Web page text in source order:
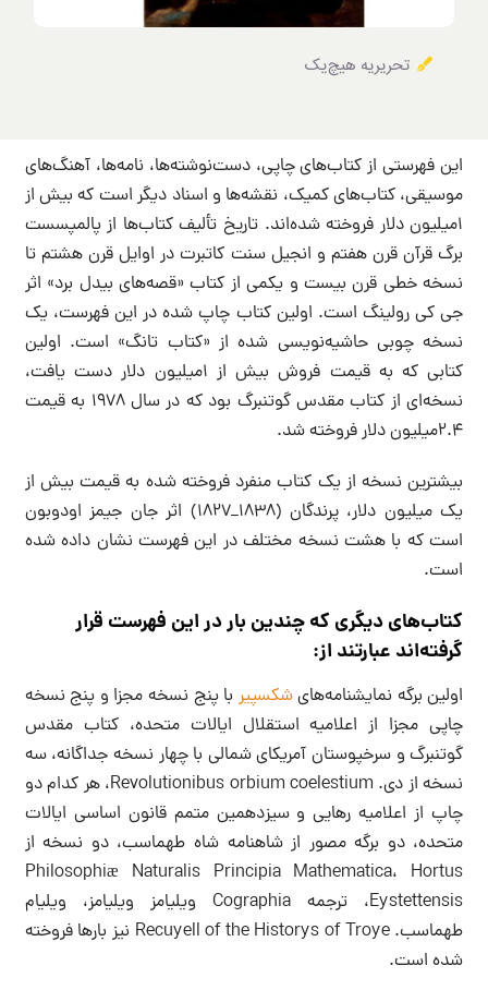
تحریریه هیچ‌یک
این فهرستی از کتاب‌های چاپی، دست‌نوشته‌ها، نامه‌ها، آهنگ‌های
موسیقی، کتاب‌های کمیک، نقشه‌ها و اسناد دیگر است که بیش از
۱میلیون دلار فروخته شده‌اند. تاریخ تألیف کتاب‌ها از پالمپسست
برگ قرآن قرن هفتم و انجیل سنت کاتبرت در اوایل قرن هشتم تا
نسخه خطی قرن بیست و یکمی از کتاب «قصه‌های بیدل برد» اثر
جی کی رولینگ است. اولین کتاب چاپ شده در این فهرست، یک
نسخه چوبی حاشیه‌نویسی شده از «کتاب تانگ» است. اولین
کتابی که به قیمت فروش بیش از ۱میلیون دلار دست یافت،
نسخه‌ای از کتاب مقدس گوتنبرگ بود که در سال ۱۹۷۸ به قیمت
۲.۴میلیون دلار فروخته شد.
بیشترین نسخه از یک کتاب منفرد فروخته شده به قیمت بیش از
یک میلیون دلار، پرندگان (۱۸۳۸_۱۸۲۷) اثر جان جیمز اودوبون
است که با هشت نسخه مختلف در این فهرست نشان داده شده
است.
کتاب‌های دیگری که چندین بار در این فهرست قرار
گرفته‌اند عبارتند از:
اولین برگه نمایشنامه‌هایشکسپیر با پنج نسخه مجزا و پنج نسخه
چاپی مجزا از اعلامیه استقلال ایالات متحده، کتاب مقدس
گوتنبرگ و سرخپوستان آمریکای شمالی با چهار نسخه جداگانه، سه
نسخه از دی. Revolutionibus orbium coelestium، هر کدام دو
چاپ از اعلامیه رهایی و سیزدهمین متمم قانون اساسی ایالات
متحده، دو برگه مصور از شاهنامه شاه طهماسب، دو نسخه از
Philosophiæ Naturalis Principia Mathematica، Hortus
Eystettensis، ترجمه Cographia ویلیامز ویلیامز، ویلیام
طهماسب. Recuyell of the Historys of Troye نیز بارها فروخته
شده است.